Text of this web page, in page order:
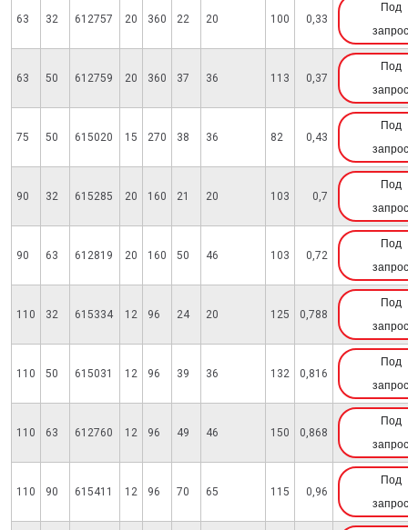
63 32 612757 20 360 22 20 100 0,33
Под
запрос
63 50 612759 20 360 37 36 113 0,37
Под
запрос
75 50 615020 15 270 38 36 82 0,43
Под
запрос
90 32 615285 20 160 21 20 103 0,7
Под
запрос
90 63 612819 20 160 50 46 103 0,72
Под
запрос
110 32 615334 12 96 24 20 125 0,788
Под
запрос
110 50 615031 12 96 39 36 132 0,816
Под
запрос
110 63 612760 12 96 49 46 150 0,868
Под
запрос
110 90 615411 12 96 70 65 115 0,96
Под
запрос